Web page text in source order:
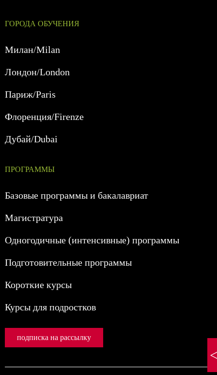
ГОРОДА ОБУЧЕНИЯ
Милан/Milan
Лондон/London
Париж/Paris
Флоренция/Firenze
Дубай/Dubai
ПРОГРАММЫ
Базовые программы и бакалавриат
Магистратура
Одногодичные (интенсивные) программы
Подготовительные программы
Короткие курсы
Курсы для подростков
подписка на рассылку